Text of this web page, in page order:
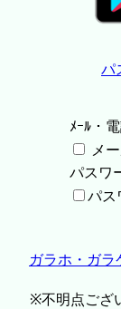
パ
ﾒｰﾙ・
メ
パスワ
パス
ガラホ・ガラ
※不明点ござ